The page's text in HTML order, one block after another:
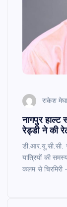
राकेश
नागपुर हाल्ट
रेड्डी ने की
डी.आर.यू.सी.सी.
यात्रियों की
कलम से